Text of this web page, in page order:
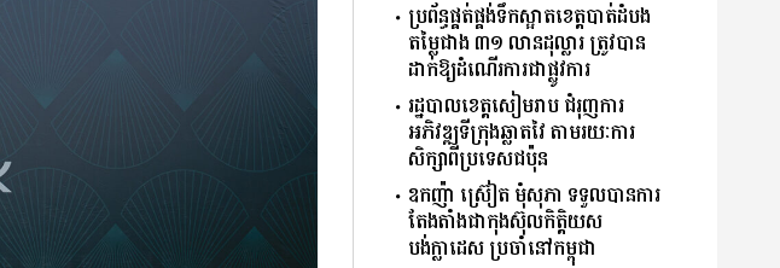
ប្រព័ន្ធផ្គត់ផ្គង់ទឹកស្អាតខេត្តបាត់ដំបង
តម្លៃជាង ៣១ លានដុល្លារ ត្រូវបាន
ដាក់ឱ្យដំណើរការជាផ្លូវការ
រដ្ឋបាលខេត្តសៀមរាប ជំរុញការ
អភិវឌ្ឍទីក្រុងឆ្លាតវៃ តាមរយៈការ
សិក្សាពីប្រទេសជប៉ុន
ឧកញ៉ា ស្រ៊ៀត មុំសុភា ទទួលបានការ
តែងតាំងជាកុងស៊ុលកិត្តិយស
បង់ក្លាដេស ប្រចាំនៅកម្ពុជា